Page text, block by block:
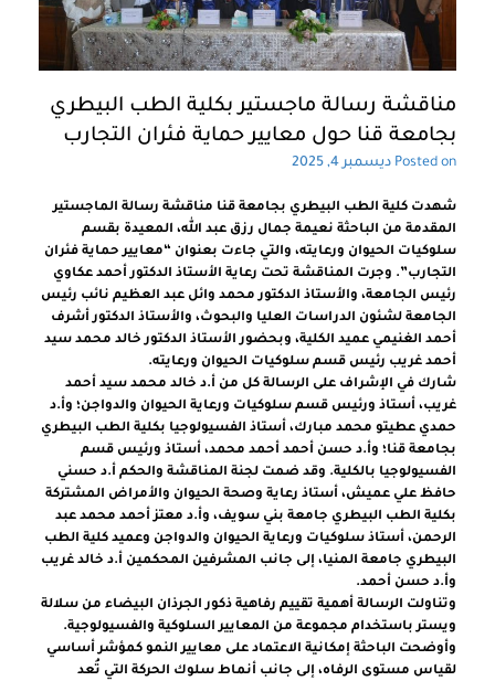
مناقشة رسالة ماجستير بكلية الطب البيطري
بجامعة قنا حول معايير حماية فئران التجارب
Posted on ديسمبر 4, 2025
شهدت كلية الطب البيطري بجامعة قنا مناقشة رسالة الماجستير
المقدمة من الباحثة نعيمة جمال رزق عبد الله، المعيدة بقسم
سلوكيات الحيوان ورعايته، والتي جاءت بعنوان “معايير حماية فئران
التجارب”. وجرت المناقشة تحت رعاية الأستاذ الدكتور أحمد عكاوي
رئيس الجامعة، والأستاذ الدكتور محمد وائل عبد العظيم نائب رئيس
الجامعة لشئون الدراسات العليا والبحوث، والأستاذ الدكتور أشرف
أحمد الغنيمي عميد الكلية، وبحضور الأستاذ الدكتور خالد محمد سيد
أحمد غريب رئيس قسم سلوكيات الحيوان ورعايته.
شارك في الإشراف على الرسالة كل من أ.د خالد محمد سيد أحمد
غريب، أستاذ ورئيس قسم سلوكيات ورعاية الحيوان والدواجن؛ وأ.د
حمدي عطيتو محمد مبارك، أستاذ الفسيولوجيا بكلية الطب البيطري
بجامعة قنا؛ وأ.د حسن أحمد أحمد محمد، أستاذ ورئيس قسم
الفسيولوجيا بالكلية. وقد ضمت لجنة المناقشة والحكم أ.د حسني
حافظ علي عميش، أستاذ رعاية وصحة الحيوان والأمراض المشتركة
بكلية الطب البيطري جامعة بني سويف، وأ.د معتز أحمد محمد عبد
الرحمن، أستاذ سلوكيات ورعاية الحيوان والدواجن وعميد كلية الطب
البيطري جامعة المنيا، إلى جانب المشرفين المحكمين أ.د خالد غريب
وأ.د حسن أحمد.
وتناولت الرسالة أهمية تقييم رفاهية ذكور الجرذان البيضاء من سلالة
ويستر باستخدام مجموعة من المعايير السلوكية والفسيولوجية.
وأوضحت الباحثة إمكانية الاعتماد على معايير النمو كمؤشر أساسي
لقياس مستوى الرفاه، إلى جانب أنماط سلوك الحركة التي تُعد